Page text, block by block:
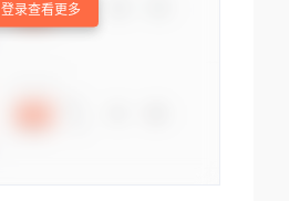
登录查看更多